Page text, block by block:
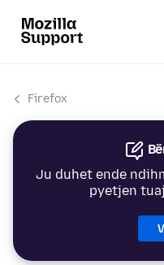
Firefox
Ju duhet ende
pyetjen